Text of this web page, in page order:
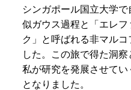
シンガポール国立大学
似ガウス過程と「エレ
ク」と呼ばれる非マル
した。この旅で得た洞察
私が研究を発展させて
となりました。